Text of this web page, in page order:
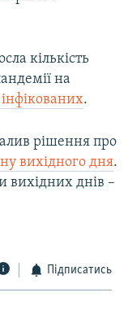
кількість
на
.
рішення про
вихідного дня.
вихідних днів –
Підписатись